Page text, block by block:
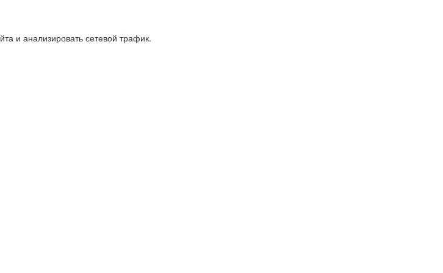
и анализировать сетевой трафик.